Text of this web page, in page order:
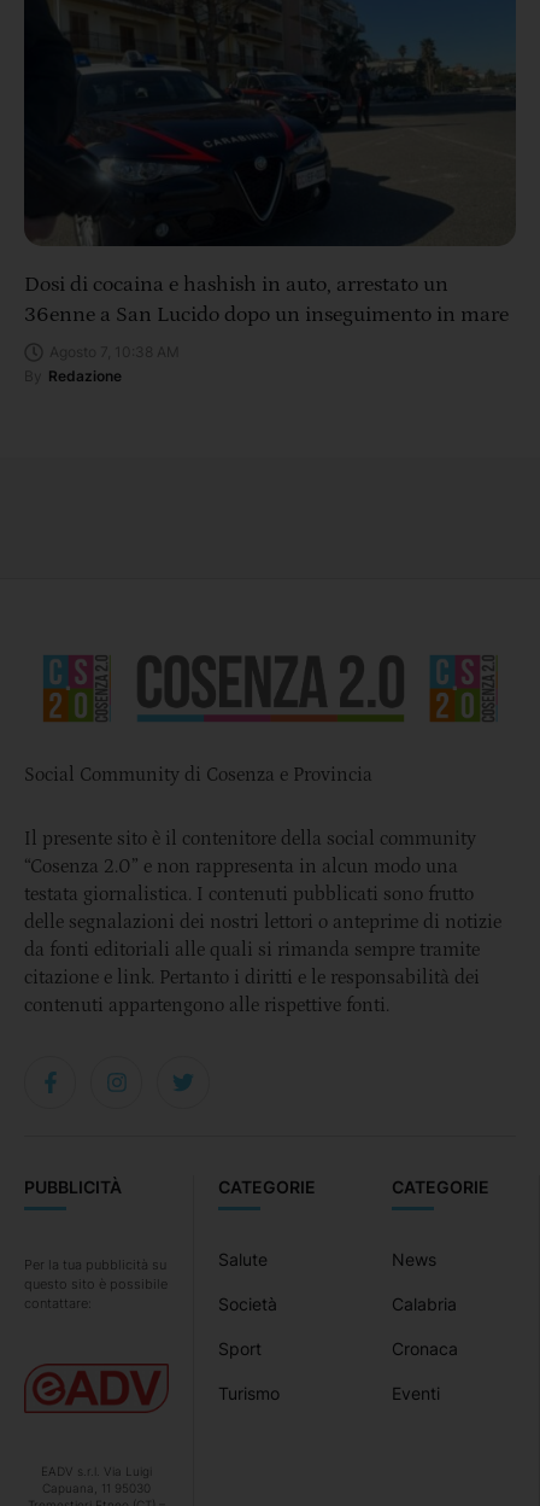
Dosi di cocaina e hashish in auto, arrestato un
36enne a San Lucido dopo un inseguimento in mare
Redazione
CATEGORIE
News
Calabria
Cronaca
Eventi
CATEGORIE
Salute
Società
Sport
Turismo
PUBBLICITÀ
Per la tua pubblicità su
questo sito è possibile
contattare:
EADV s.r.l. Via Luigi
Capuana, 11 95030
Social Community di Cosenza e Provincia
Il presente sito è il contenitore della social community
“Cosenza 2.0” e non rappresenta in alcun modo una
testata giornalistica. I contenuti pubblicati sono frutto
delle segnalazioni dei nostri lettori o anteprime di notizie
da fonti editoriali alle quali si rimanda sempre tramite
citazione e link. Pertanto i diritti e le responsabilità dei
contenuti appartengono alle rispettive fonti.